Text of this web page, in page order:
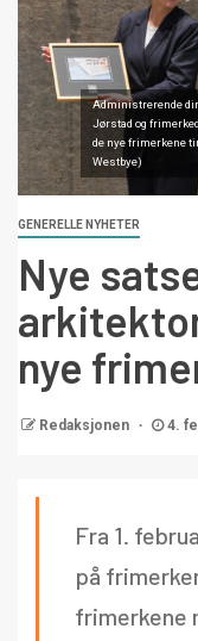
Administrerende
Jørstad og
de nye frimerkene
Westbye)
GENERELLE NYHETER
Nye
nye
Redaksjonen 4.
Fra 1.
på
frimerkene